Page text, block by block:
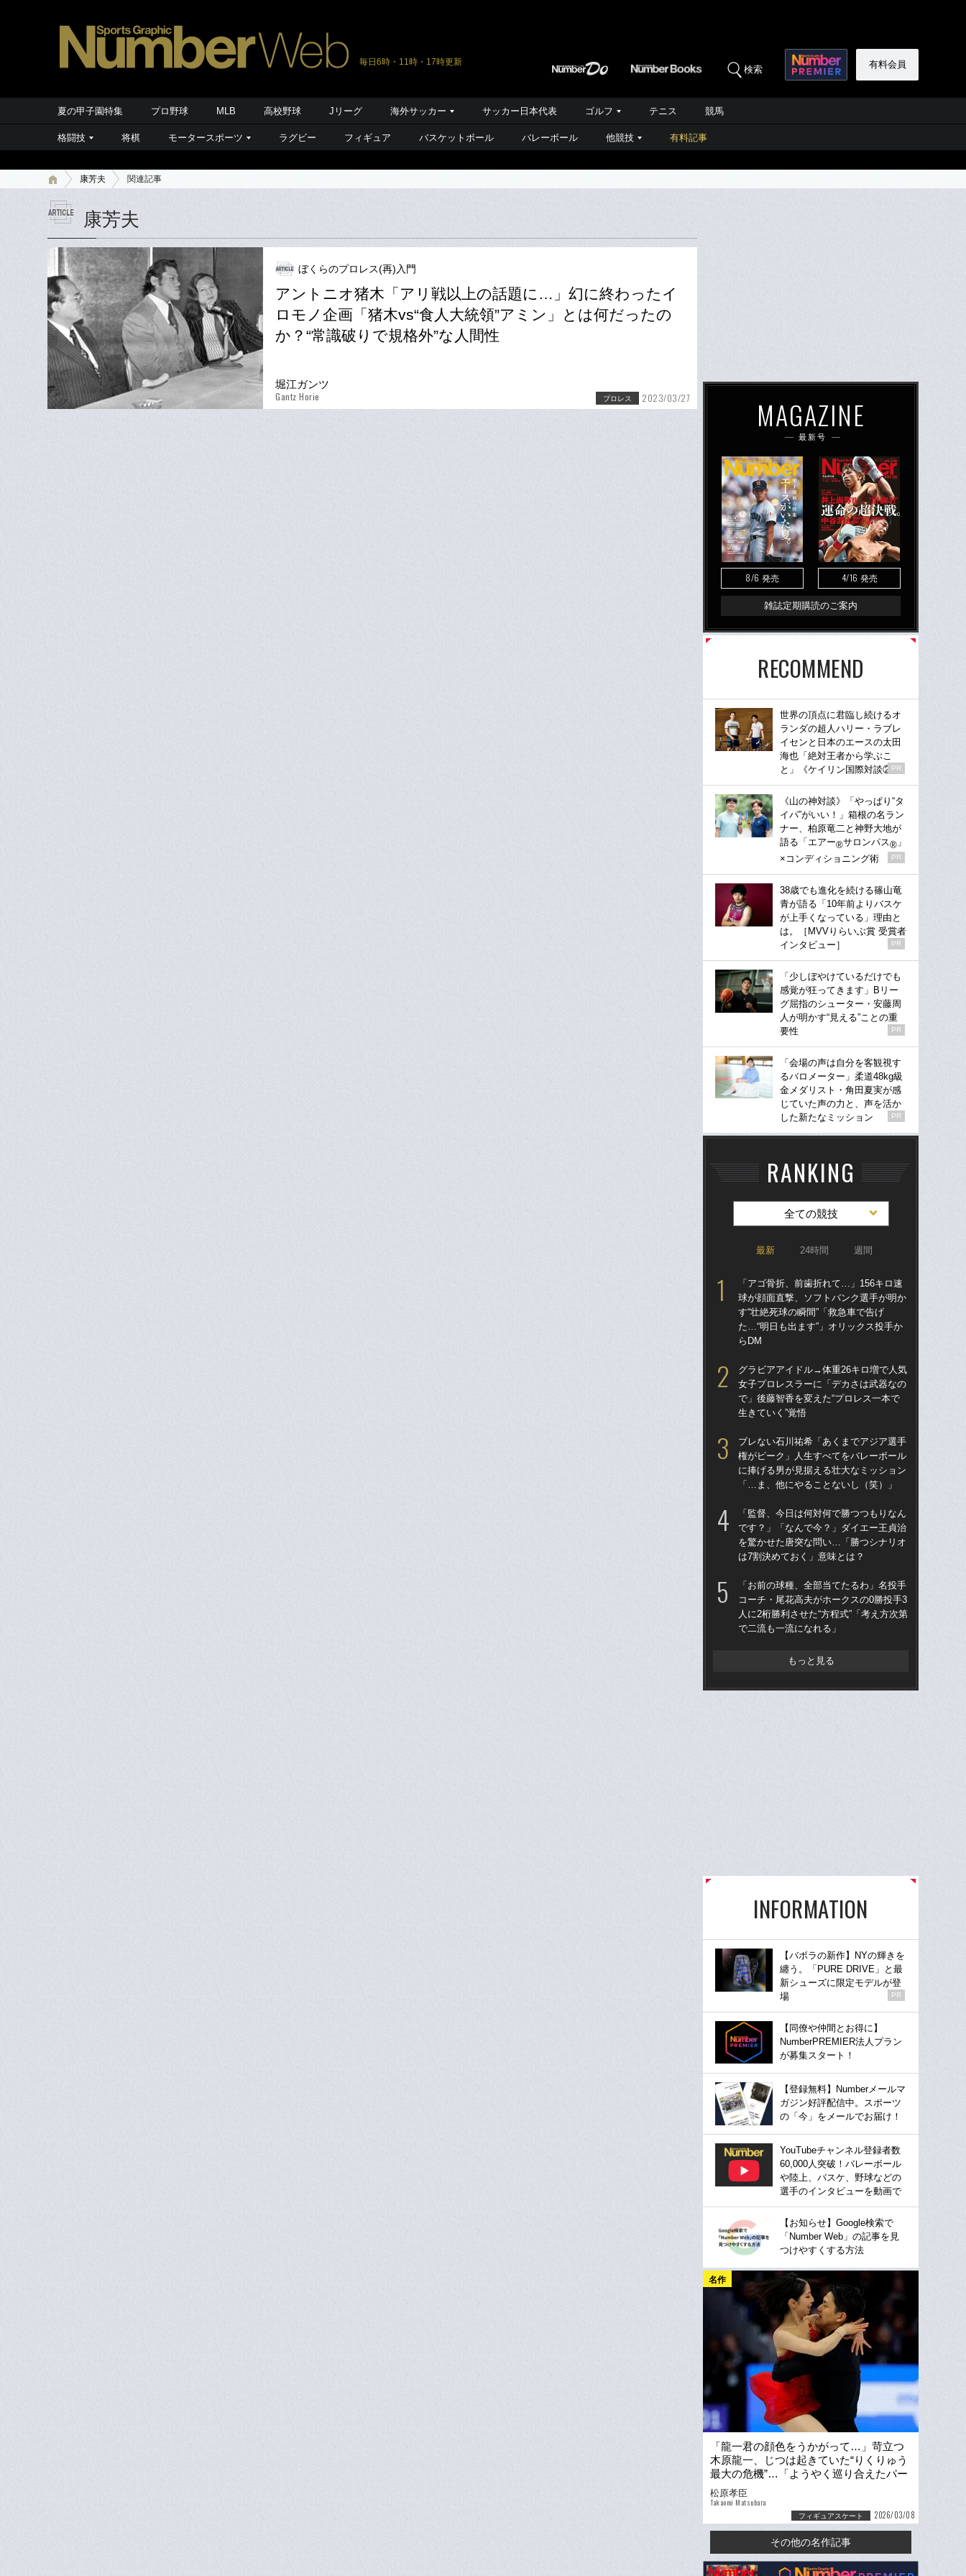
毎日6時・11時・17時更新
検索 有料会員
夏の甲子園特集 プロ野球 MLB 高校野球 Jリーグ 海外サッカー サッカー日本代表 ゴルフ テニス 競馬
格闘技 将棋 モータースポーツ ラグビー フィギュア バスケットボール バレーボール 他競技 有料記事
康芳夫 関連記事
康芳夫
ぼくらのプロレス(再)入門
アントニオ猪木「アリ戦以上の話題に…」幻に終わったイ
ロモノ企画「猪木vs“食人大統領”アミン」とは何だったの
か？“常識破りで規格外”な人間性
堀江ガンツ
Gantz Horie プロレス 2023/03/27 MAGAZINE
最新号
8/6 発売 4/16 発売
雑誌定期購読のご案内
RECOMMEND
世界の頂点に君臨し続けるオ
ランダの超人ハリー・ラブレ
イセンと日本のエースの太田
海也「絶対王者から学ぶこ
と」《ケイリン国際対談②》
PR
《山の神対談》「やっぱり“タ
イパ”がいい！」箱根の名ラン
ナー、柏原竜二と神野大地が
語る「エアー®サロンパス® 」
×コンディショニング術
PR
38歳でも進化を続ける篠山竜
青が語る「10年前よりバスケ
が上手くなっている」理由と
は。［MVVりらいぶ賞 受賞者
インタビュー］
PR
「少しぼやけているだけでも
感覚が狂ってきます」Bリー
グ屈指のシューター・安藤周
人が明かす“見える”ことの重
要性
PR
「会場の声は自分を客観視す
るバロメーター」柔道48kg級
金メダリスト・角田夏実が感
じていた声の力と、声を活か
した新たなミッション
PR
RANKING
全ての競技
最新 24時間 週間
「アゴ骨折、前歯折れて…」156キロ速
球が顔面直撃、ソフトバンク選手が明か
す“壮絶死球の瞬間”「救急車で告げ
た…“明日も出ます”」オリックス投手か
らDM
グラビアアイドル→体重26キロ増で人気
女子プロレスラーに「デカさは武器なの
で」後藤智香を変えた“プロレス一本で
生きていく”覚悟
ブレない石川祐希「あくまでアジア選手
権がピーク」人生すべてをバレーボール
に捧げる男が見据える壮大なミッション
「…ま、他にやることないし（笑）」
「監督、今日は何対何で勝つつもりなん
です？」「なんで今？」ダイエー王貞治
を驚かせた唐突な問い…「勝つシナリオ
は7割決めておく」意味とは？
「お前の球種、全部当てたるわ」名投手
コーチ・尾花高夫がホークスの0勝投手3
人に2桁勝利させた“方程式”「考え方次第
で二流も一流になれる」
もっと見る
INFORMATION
【バボラの新作】NYの輝きを
纏う。「PURE DRIVE」と最
新シューズに限定モデルが登
場
PR
【同僚や仲間とお得に】
NumberPREMIER法人プラン
が募集スタート！
【登録無料】Numberメールマ
ガジン好評配信中。スポーツ
の「今」をメールでお届け！
YouTubeチャンネル登録者数
60,000人突破！バレーボール
や陸上、バスケ、野球などの
選手のインタビューを動画で
【お知らせ】Google検索で
「Number Web」の記事を見
つけやすくする方法
名作
「龍一君の顔色をうかがって…」苛立つ
木原龍一、じつは起きていた“りくりゅう
最大の危機”…「ようやく巡り合えたパー
トナー」2人が取り戻した感情
松原孝臣
Takaomi Matsubara
フィギュアスケート 2026/03/08
その他の名作記事